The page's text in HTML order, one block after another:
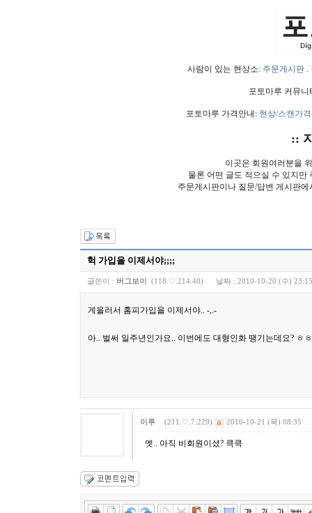
사람이 있는 현상소: 주문게시판.
포토마루 커뮤
포토마루 가격안내: 현상/스캔가격
::
이곳은 회원여러분을
물론 어떤 글도 적으실 수 있지만
주문게시판이나 질문/답변 게시판
헉 가입을 이제서야;;;;
글쓴이 : 버그보이 (118.♡.214.40) 날짜 : 2010-10-20 (수) 23:15
게을러서 홈피가입을 이제서야.. -,.-
아.. 벌써 일주년인가요.. 이번에도 대형인화 땡기는데요? ㅎㅎ
이루 (211.♡.7.229) 2010-10-21 (목) 08:35
엣.. 아직 비회원이셨? 큭큭